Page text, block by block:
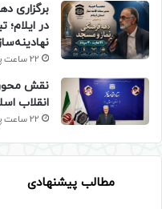
برگزاری
در ایلام؛
22 ساعت پیش
نقش
انقلاب
22 ساعت پیش
مطالب پیشنهادی